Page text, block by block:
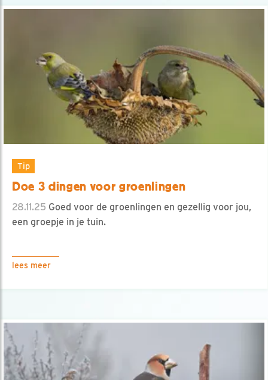
Tip
Doe 3 dingen voor groenlingen
28.11.25 Goed voor de groenlingen en gezellig voor jou,
een groepje in je tuin.
lees meer